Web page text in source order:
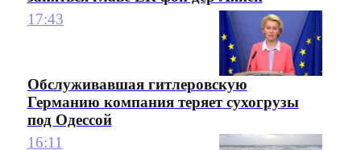
17:43
Обслуживавшая гитлеровскую
Германию компания теряет сухогрузы
под Одессой
16:11